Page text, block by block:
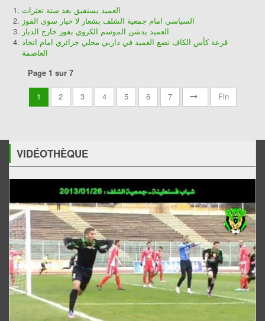
العميد يستفيق بعد ستة تعثرات
السياسي امام جمعية الشلف بشعار لا خيار سوى الفوز
العميد يدشن الموسم الكروي بفوز خارج الديار
قرعة كأس الكاف تضع العميد في داربي محلي جزائري امام اتحاد
العاصمة
Page 1 sur 7
1 2 3 4 5 6 7 Fin
VIDÉOTHÈQUE